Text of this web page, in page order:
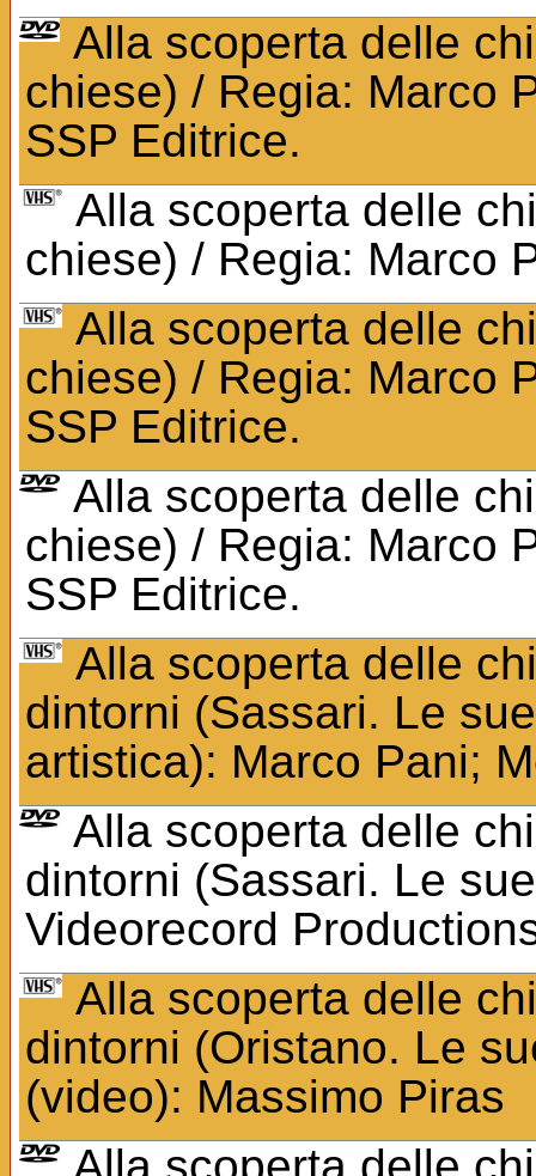
Alla scoperta delle
chiese) / Regia: Marco
SSP Editrice.
Alla scoperta delle
chiese) / Regia: Marco
Alla scoperta delle
chiese) / Regia: Marco
SSP Editrice.
Alla scoperta delle
chiese) / Regia: Marco
SSP Editrice.
Alla scoperta delle
dintorni (Sassari. Le
artistica): Marco Pani;
Alla scoperta delle
dintorni (Sassari. Le
Videorecord
Alla scoperta delle
dintorni (Oristano. Le
(video): Massimo Piras